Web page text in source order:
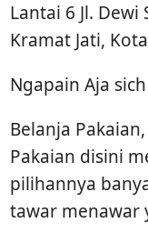
Lantai 6 Jl.
Kramat Jati,
Ngapain Aja sich
Belanja
Pakaian disini
pilihannya
tawar menawar